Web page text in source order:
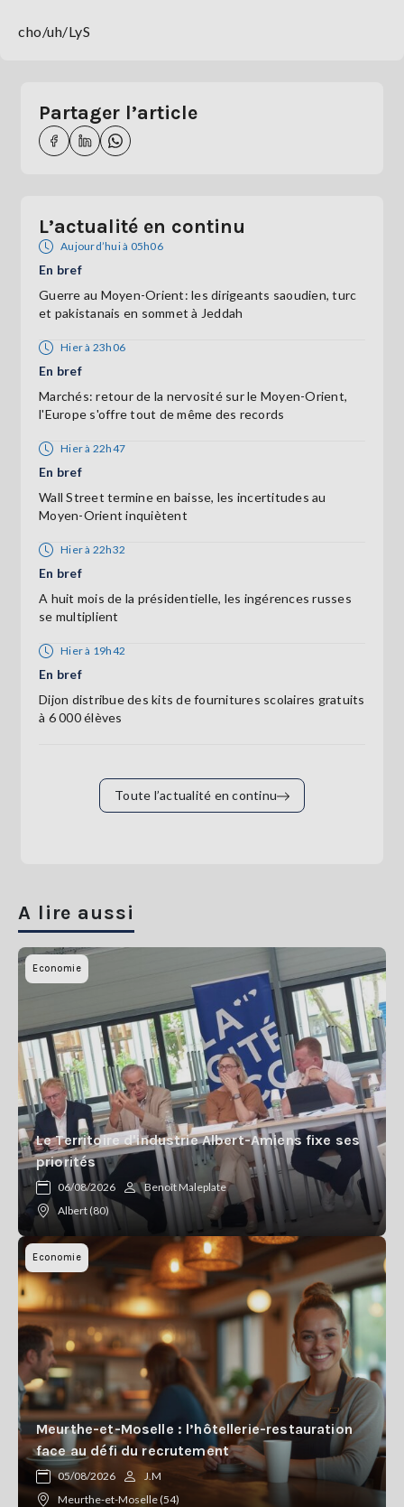
cho/uh/LyS
Partager l’article
L’actualité en continu
Aujourd’hui à 05h06
En bref
Guerre au Moyen-Orient: les dirigeants saoudien, turc
et pakistanais en sommet à Jeddah
Hier à 23h06
En bref
Marchés: retour de la nervosité sur le Moyen-Orient,
l'Europe s'offre tout de même des records
Hier à 22h47
En bref
Wall Street termine en baisse, les incertitudes au
Moyen-Orient inquiètent
Hier à 22h32
En bref
A huit mois de la présidentielle, les ingérences russes
se multiplient
Hier à 19h42
En bref
Dijon distribue des kits de fournitures scolaires gratuits
à 6 000 élèves
Toute l’actualité en continu
A lire aussi
Economie
Le Territoire d'industrie Albert-Amiens fixe ses
priorités
06/08/2026
Benoît Maleplate
Albert (80)
Economie
Meurthe-et-Moselle : l’hôtellerie-restauration
face au défi du recrutement
05/08/2026
J.M
Meurthe-et-Moselle (54)